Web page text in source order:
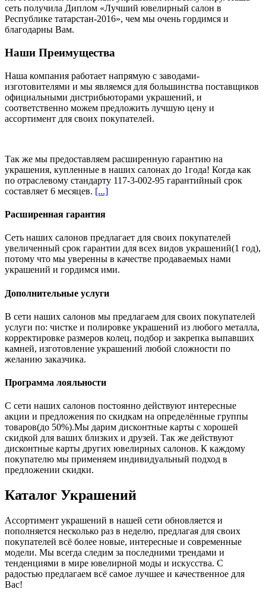
сеть получила Диплом «Лучший ювелирный салон в
Республике татарстан-2016», чем мы очень гордимся и
благодарны Вам.
Наши Преимущества
Наша компания работает напрямую с заводами-
изготовителями и мы являемся для большинства поставщиков
официальными дистрибьюторами украшений, и
соответственно можем предложить лучшую цену и
ассортимент для своих покупателей.
Так же мы предоставляем расширенную гарантию на
украшения, купленные в наших салонах до 1года! Когда как
по отраслевому стандарту 117-3-002-95 гарантийный срок
составляет 6 месяцев. [...]
Расширенная гарантия
Сеть наших салонов предлагает для своих покупателей
увеличенный срок гарантии для всех видов украшений(1 год),
потому что мы уверенны в качестве продаваемых нами
украшений и гордимся ими.
Дополнительные услуги
В сети наших салонов мы предлагаем для своих покупателей
услуги по: чистке и полировке украшений из любого металла,
корректировке размеров колец, подбор и закрепка выпавших
камней, изготовление украшений любой сложности по
желанию заказчика.
Программа лояльности
С сети наших салонов постоянно действуют интересные
акции и предложения по скидкам на определённые группы
товаров(до 50%).Мы дарим дисконтные карты с хорошей
скидкой для ваших близких и друзей. Так же действуют
дисконтные карты других ювелирных салонов. К каждому
покупателю мы применяем индивидуальный подход в
предложении скидки.
Каталог Украшений
Ассортимент украшений в нашей сети обновляется и
пополняется несколько раз в неделю, предлагая для своих
покупателей всё более новые, интересные и современные
модели. Мы всегда следим за последними трендами и
тенденциями в мире ювелирной моды и искусства. С
радостью предлагаем всё самое лучшее и качественное для
Вас!